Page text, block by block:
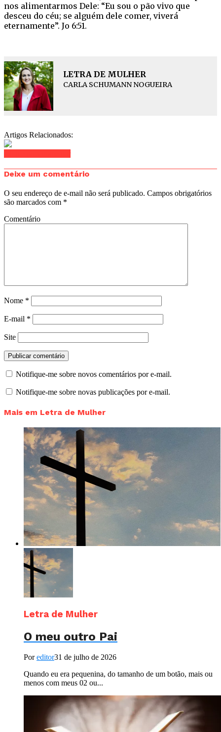
nos alimentarmos Dele: “Eu sou o pão vivo que
desceu do céu; se alguém dele comer, viverá
eternamente”. Jo 6:51.
LETRA DE MULHER
CARLA SCHUMANN NOGUEIRA
Artigos Relacionados:
Deixe um comentário
O seu endereço de e-mail não será publicado. Campos obrigatórios
são marcados com *
Comentário
Nome *
E-mail *
Site
Notifique-me sobre novos comentários por e-mail.
Notifique-me sobre novas publicações por e-mail.
Mais em Letra de Mulher
Letra de Mulher
O meu outro Pai
Poreditor31 de julho de 2026
Quando eu era pequenina, do tamanho de um botão, mais ou
menos com meus 02 ou...